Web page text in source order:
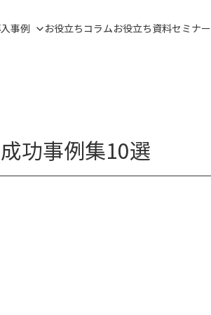
事例 お役立ちコラムお役立ち資料セミナー
功事例集10選